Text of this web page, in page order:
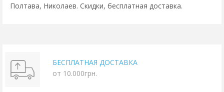
Полтава, Николаев. Скидки, бесплатная доставка.
БЕСПЛАТНАЯ ДОСТАВКА
от 10.000грн.